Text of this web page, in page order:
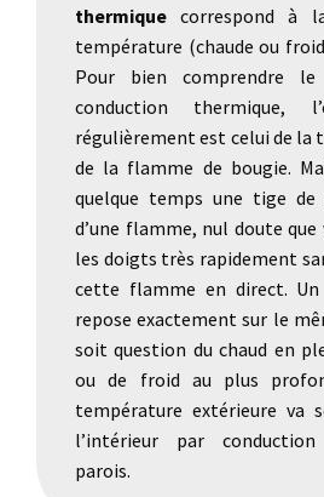
thermique correspond à
température (chaude ou
Pour bien comprendre le
conduction thermique,
régulièrement est celui de la
de la flamme de bougie.
quelque temps une tige de
d’une flamme, nul doute que
les doigts très rapidement
cette flamme en direct.
repose exactement sur le
soit question du chaud en
ou de froid au plus
température extérieure va
l’intérieur par
parois.